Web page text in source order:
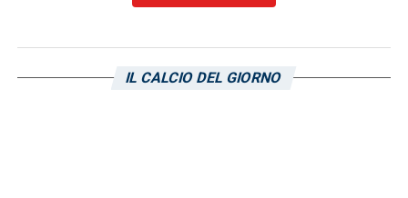
ASCOLTA SAMP NEWS 24!
IL CALCIO DEL GIORNO